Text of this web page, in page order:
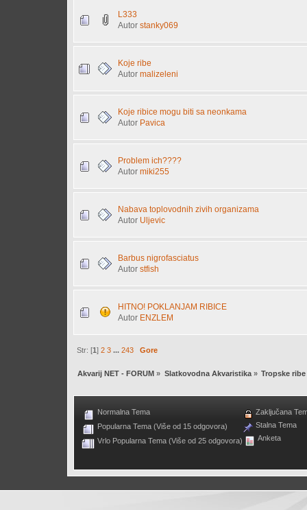
L333
Autor stanky069
Koje ribe
Autor malizeleni
Koje ribice mogu biti sa neonkama
Autor Pavica
Problem ich????
Autor miki255
Nabava toplovodnih zivih organizama
Autor Uljevic
Barbus nigrofasciatus
Autor stfish
HITNO! POKLANJAM RIBICE
Autor ENZLEM
Str: [1]2 3 ...243 Gore
Akvarij NET - FORUM » Slatkovodna Akvaristika» Tropske ribe
Normalna Tema
Popularna Tema (Više od 15 odgovora)
Vrlo Popularna Tema (Više od 25 odgovora)
Zaključana
Stalna Tema
Anketa